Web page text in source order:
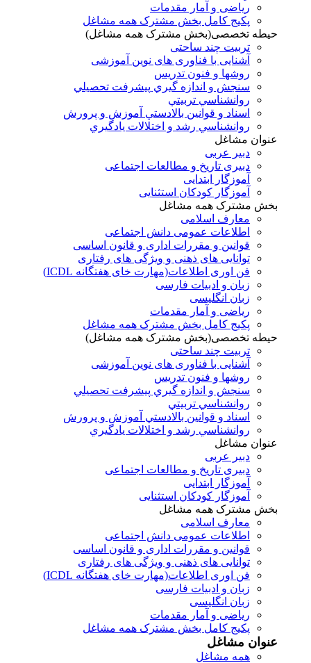
ریاضی و آمار مقدمات
پکیج کامل بخش مشترک همه مشاغل
حیطه تخصصی(بخش مشترک همه مشاغل)
تربیت چند ساحتی
آشنایی با فناوری های نوین آموزشی
روشها و فنون تدريس
سنجش و اندازه گيري پيشرفت تحصيلي
روانشناسي تربيتي
اسناد و قوانين بالادستي آموزش و پرورش
روانشناسي رشد و اختلالات يادگيري
عنوان مشاغل
دبير عربی
دبیری تاریخ و مطالعات اجتماعی
آموزگار ابتدایی
آموزگار کودکان استثنایی
بخش مشترک همه مشاغل
معارف اسلامی
اطلاعات عمومی دانش اجتماعی
قوانین و مقررات اداری و قانون اساسی
توانایی های ذهنی و ویژگی های رفتاری
فن اوری اطلاعات(مهارت خای هفتگانه ICDL)
زبان و ادبیات فارسی
زبان انگلیسی
ریاضی و آمار مقدمات
پکیج کامل بخش مشترک همه مشاغل
حیطه تخصصی(بخش مشترک همه مشاغل)
تربیت چند ساحتی
آشنایی با فناوری های نوین آموزشی
روشها و فنون تدريس
سنجش و اندازه گيري پيشرفت تحصيلي
روانشناسي تربيتي
اسناد و قوانين بالادستي آموزش و پرورش
روانشناسي رشد و اختلالات يادگيري
عنوان مشاغل
دبير عربی
دبیری تاریخ و مطالعات اجتماعی
آموزگار ابتدایی
آموزگار کودکان استثنایی
بخش مشترک همه مشاغل
معارف اسلامی
اطلاعات عمومی دانش اجتماعی
قوانین و مقررات اداری و قانون اساسی
توانایی های ذهنی و ویژگی های رفتاری
فن اوری اطلاعات(مهارت خای هفتگانه ICDL)
زبان و ادبیات فارسی
زبان انگلیسی
ریاضی و آمار مقدمات
پکیج کامل بخش مشترک همه مشاغل
عنوان مشاغل
همه مشاغل